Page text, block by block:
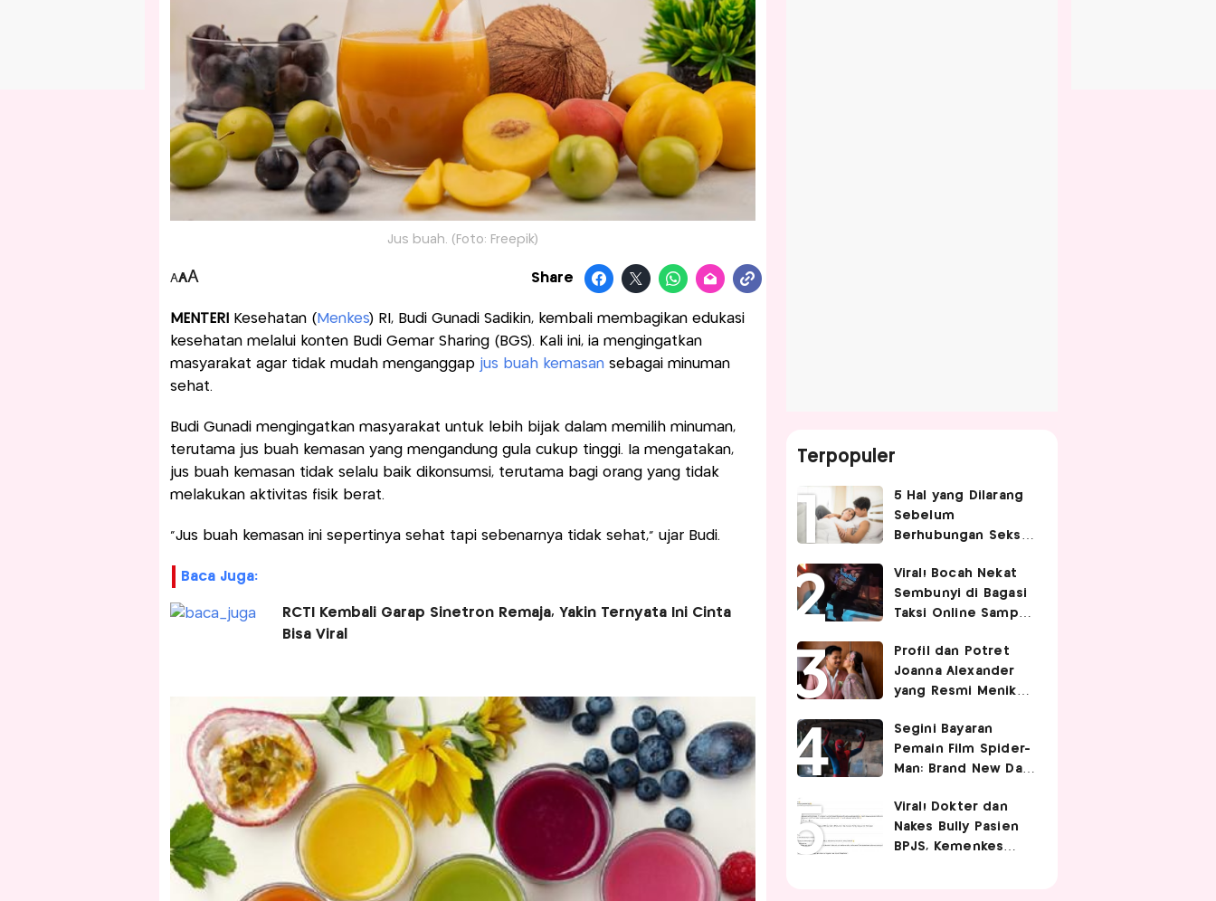
Jus buah. (Foto: Freepik)
AAA Share
MENTERI Kesehatan ( Menkes) RI, Budi Gunadi Sadikin, kembali membagikan edukasi
kesehatan melalui konten Budi Gemar Sharing (BGS). Kali ini, ia mengingatkan
masyarakat agar tidak mudah menganggap jus buah kemasansebagai minuman
sehat.
Budi Gunadi mengingatkan masyarakat untuk lebih bijak dalam memilih minuman,
terutama jus buah kemasan yang mengandung gula cukup tinggi. Ia mengatakan,
jus buah kemasan tidak selalu baik dikonsumsi, terutama bagi orang yang tidak
melakukan aktivitas fisik berat.
“Jus buah kemasan ini sepertinya sehat tapi sebenarnya tidak sehat,” ujar Budi.
Baca Juga:
RCTI Kembali Garap Sinetron Remaja, Yakin Ternyata Ini Cinta
Bisa Viral
Terpopuler
5 Hal yang Dilarang
Sebelum
Berhubungan Seks
dan Aman
Viral! Bocah Nekat
Sembunyi di Bagasi
Taksi Online Sampai
Driver Kaget
Profil dan Potret
Joanna Alexander
yang Resmi Menikah
Christover
Segini Bayaran
Pemain Film Spider-
Man: Brand New Day,
Termahal Tembus
Rp350 Miliar
Viral! Dokter dan
Nakes Bully Pasien
BPJS, Kemenkes